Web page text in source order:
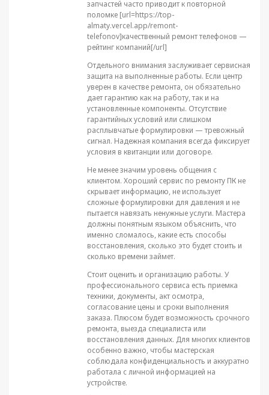
запчастей часто приводит к повторной
поломке [url=https://top-
almaty.vercel.app/remont-
telefonov]качественный ремонт телефонов —
рейтинг компаний[/url]
Отдельного внимания заслуживает сервисная
защита на выполненные работы. Если центр
уверен в качестве ремонта, он обязательно
дает гарантию как на работу, так и на
установленные компоненты. Отсутствие
гарантийных условий или слишком
расплывчатые формулировки — тревожный
сигнал. Надежная компания всегда фиксирует
условия в квитанции или договоре.
Не менее значим уровень общения с
клиентом. Хороший сервис по ремонту ПК не
скрывает информацию, не использует
сложные формулировки для давления и не
пытается навязать ненужные услуги. Мастера
должны понятным языком объяснить, что
именно сломалось, какие есть способы
восстановления, сколько это будет стоить и
сколько времени займет.
Стоит оценить и организацию работы. У
профессионального сервиса есть приемка
техники, документы, акт осмотра,
согласование цены и сроки выполнения
заказа. Плюсом будет возможность срочного
ремонта, выезда специалиста или
восстановления данных. Для многих клиентов
особенно важно, чтобы мастерская
соблюдала конфиденциальность и аккуратно
работала с личной информацией на
устройстве.